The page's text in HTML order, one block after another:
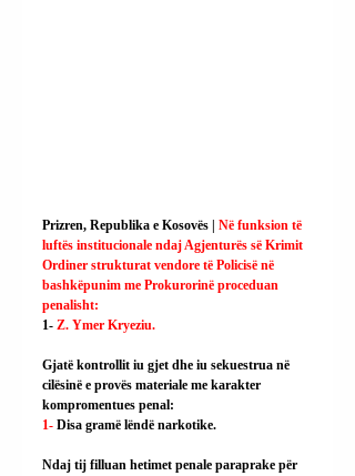
Prizren, Republika e Kosovës | Në funksion të
luftës institucionale ndaj Agjenturës së Krimit
Ordiner strukturat vendore të Policisë në
bashkëpunim me Prokurorinë proceduan
penalisht:
1- Z. Ymer Kryeziu.
Gjatë kontrollit iu gjet dhe iu sekuestrua në
cilësinë e provës materiale me karakter
kompromentues penal:
1- Disa gramë lëndë narkotike.
Ndaj tij filluan hetimet penale paraprake për